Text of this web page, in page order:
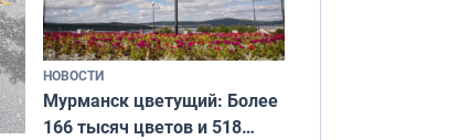
НОВОСТИ
Мурманск цветущий: Более
166 тысяч цветов и 518